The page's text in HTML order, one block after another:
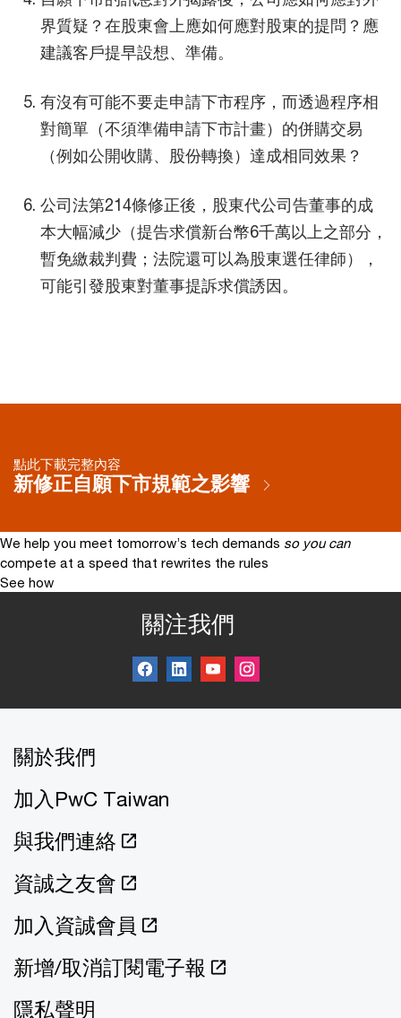
界質疑？在股東會上應如何應對股東的提問？應
建議客戶提早設想、準備。
有沒有可能不要走申請下市程序，而透過程序相
對簡單（不須準備申請下市計畫）的併購交易
（例如公開收購、股份轉換）達成相同效果？
公司法第214條修正後，股東代公司告董事的成
本大幅減少（提告求償新台幣6千萬以上之部分，
暫免繳裁判費；法院還可以為股東選任律師），
可能引發股東對董事提訴求償誘因。
點此下載完整內容
新修正自願下市規範之影響
We help you meet tomorrow’s tech demands so you can
compete at a speed that rewrites the rules
See how
關注我們
關於我們
加入PwC Taiwan
與我們連絡
資誠之友會
加入資誠會員
新增/取消訂閱電子報
隱私聲明